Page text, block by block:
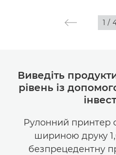
1 /
Виведіть
рівень із
Рулонний принтер
шириною друку
безпрецедентну